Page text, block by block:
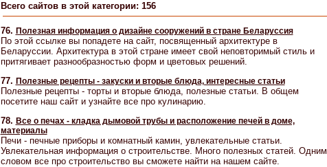
Всего сайтов в этой категории: 156
76. Полезная информация о дизайне сооружений в стране Беларуссия
По этой ссылке вы попадете на сайт, посвященный архитектуре в
Беларуссии. Архитектура в этой стране имеет свой неповторимый стиль и
притягивает разнообразностью форм и цветовых решений.
77. Полезные рецепты - закуски и вторые блюда, интересные статьи
Полезные рецепты - торты и вторые блюда, полезные статьи. В общем
посетите наш сайт и узнайте все про кулинарию.
78. Все о печах - кладка дымовой трубы и расположение печей в доме,
материалы
Печи - печные приборы и комнатный камин, увлекательные статьи.
Увлекательная информация о строительстве. Много полезных статей. Одним
словом все про строительство вы сможете найти на нашем сайте.